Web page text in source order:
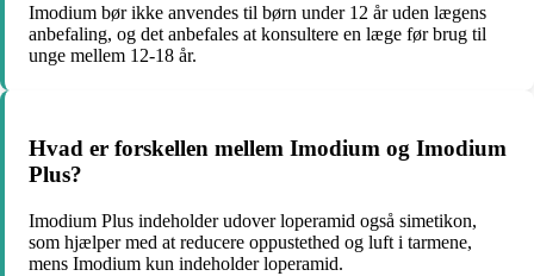
Imodium bør ikke anvendes til børn under 12 år uden lægens
anbefaling, og det anbefales at konsultere en læge før brug til
unge mellem 12-18 år.
Hvad er forskellen mellem Imodium og Imodium
Plus?
Imodium Plus indeholder udover loperamid også simetikon,
som hjælper med at reducere oppustethed og luft i tarmene,
mens Imodium kun indeholder loperamid.